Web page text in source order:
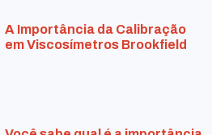
A Importância da Calibração
em Viscosímetros Brookfield